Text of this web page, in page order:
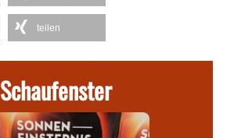
teilen
Schaufenster